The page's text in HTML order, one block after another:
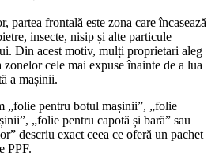
partea frontală este zona care încasează
insecte, nisip și alte particule
Din acest motiv, mulți proprietari aleg
zonelor cele mai expuse înainte de a lua
a mașinii.
„folie pentru botul mașinii”, „folie
„folie pentru capotă și bară” sau
descriu exact ceea ce oferă un pachet
PPF.